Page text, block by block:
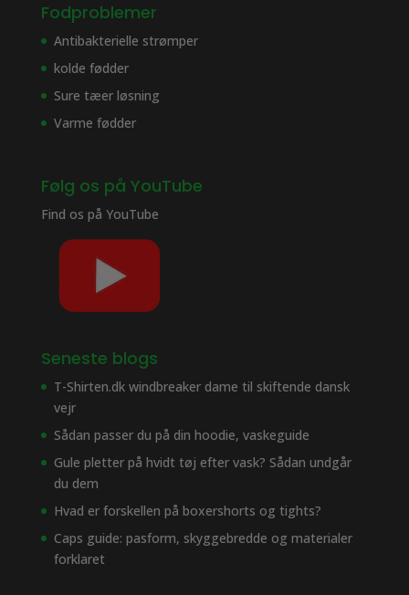
Fodproblemer
Antibakterielle strømper
kolde fødder
Sure tæer løsning
Varme fødder
Følg os på YouTube
Find os på YouTube
Seneste blogs
T-Shirten.dk windbreaker dame til skiftende dansk
vejr
Sådan passer du på din hoodie, vaskeguide
Gule pletter på hvidt tøj efter vask? Sådan undgår
du dem
Hvad er forskellen på boxershorts og tights?
Caps guide: pasform, skyggebredde og materialer
forklaret